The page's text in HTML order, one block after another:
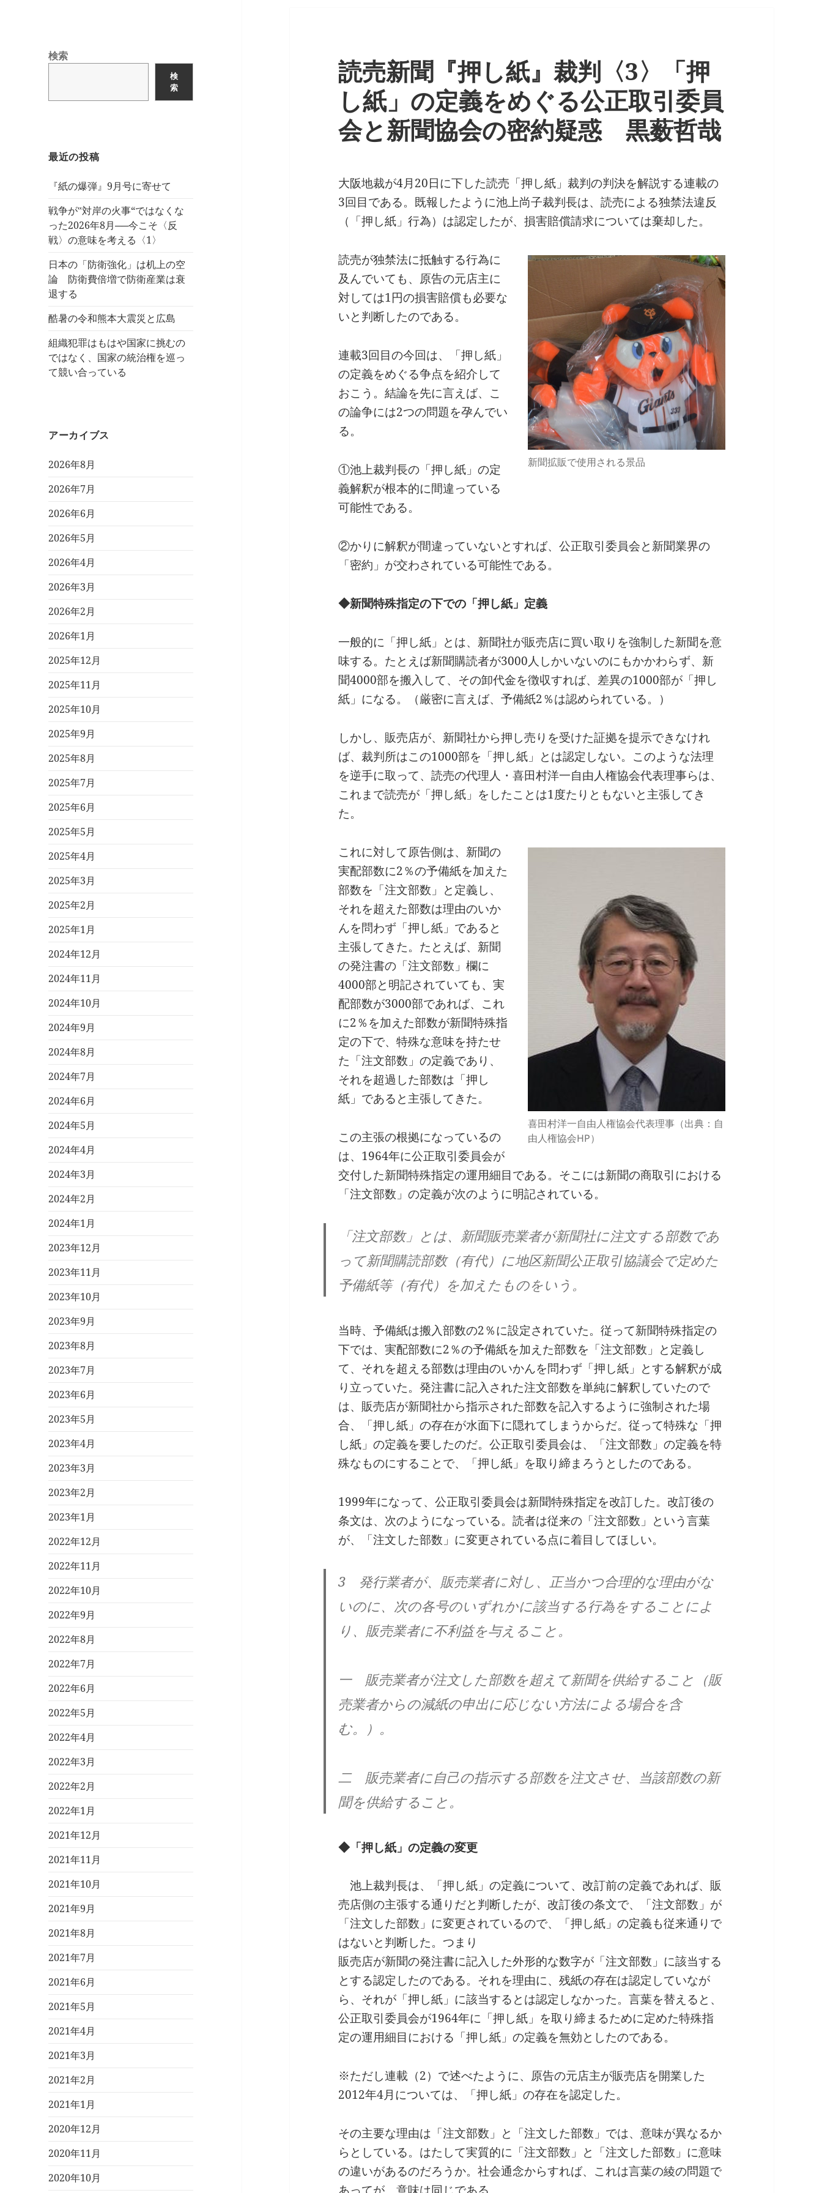
検索
検
索
最近の投稿
『紙の爆弾』9月号に寄せて
戦争が‟対岸の火事“ではなくな
った2026年8月──今こそ〈反
戦〉の意味を考える〈1〉
日本の「防衛強化」は机上の空
論 防衛費倍増で防衛産業は衰
退する
酷暑の令和熊本大震災と広島
組織犯罪はもはや国家に挑むの
ではなく、国家の統治権を巡っ
て競い合っている
アーカイブス
2026年8月
2026年7月
2026年6月
2026年5月
2026年4月
2026年3月
2026年2月
2026年1月
2025年12月
2025年11月
2025年10月
2025年9月
2025年8月
2025年7月
2025年6月
2025年5月
2025年4月
2025年3月
2025年2月
2025年1月
2024年12月
2024年11月
2024年10月
2024年9月
2024年8月
2024年7月
2024年6月
2024年5月
2024年4月
2024年3月
2024年2月
2024年1月
2023年12月
2023年11月
2023年10月
2023年9月
2023年8月
2023年7月
2023年6月
2023年5月
2023年4月
2023年3月
2023年2月
2023年1月
2022年12月
2022年11月
2022年10月
2022年9月
2022年8月
2022年7月
2022年6月
2022年5月
2022年4月
2022年3月
2022年2月
2022年1月
2021年12月
2021年11月
2021年10月
2021年9月
2021年8月
2021年7月
2021年6月
2021年5月
2021年4月
2021年3月
2021年2月
2021年1月
2020年12月
2020年11月
2020年10月
読売新聞『押し紙』裁判〈3〉「押
し紙」の定義をめぐる公正取引委員
会と新聞協会の密約疑惑 黒薮哲哉
大阪地裁が4月20日に下した読売「押し紙」裁判の判決を解説する連載の
3回目である。既報したように池上尚子裁判長は、読売による独禁法違反
（「押し紙」行為）は認定したが、損害賠償請求については棄却した。
新聞拡販で使用される景品
読売が独禁法に抵触する行為に
及んでいても、原告の元店主に
対しては1円の損害賠償も必要な
いと判断したのである。
連載3回目の今回は、「押し紙」
の定義をめぐる争点を紹介して
おこう。結論を先に言えば、こ
の論争には2つの問題を孕んでい
る。
①池上裁判長の「押し紙」の定
義解釈が根本的に間違っている
可能性である。
②かりに解釈が間違っていないとすれば、公正取引委員会と新聞業界の
「密約」が交わされている可能性である。
◆新聞特殊指定の下での「押し紙」定義
一般的に「押し紙」とは、新聞社が販売店に買い取りを強制した新聞を意
味する。たとえば新聞購読者が3000人しかいないのにもかかわらず、新
聞4000部を搬入して、その卸代金を徴収すれば、差異の1000部が「押し
紙」になる。（厳密に言えば、予備紙2％は認められている。）
しかし、販売店が、新聞社から押し売りを受けた証拠を提示できなけれ
ば、裁判所はこの1000部を「押し紙」とは認定しない。このような法理
を逆手に取って、読売の代理人・喜田村洋一自由人権協会代表理事らは、
これまで読売が「押し紙」をしたことは1度たりともないと主張してき
た。
喜田村洋一自由人権協会代表理事（出典：自
由人権協会HP）
これに対して原告側は、新聞の
実配部数に2％の予備紙を加えた
部数を「注文部数」と定義し、
それを超えた部数は理由のいか
んを問わず「押し紙」であると
主張してきた。たとえば、新聞
の発注書の「注文部数」欄に
4000部と明記されていても、実
配部数が3000部であれば、これ
に2％を加えた部数が新聞特殊指
定の下で、特殊な意味を持たせ
た「注文部数」の定義であり、
それを超過した部数は「押し
紙」であると主張してきた。
この主張の根拠になっているの
は、1964年に公正取引委員会が
交付した新聞特殊指定の運用細目である。そこには新聞の商取引における
「注文部数」の定義が次のように明記されている。
「注文部数」とは、新聞販売業者が新聞社に注文する部数であ
って新聞購読部数（有代）に地区新聞公正取引協議会で定めた
予備紙等（有代）を加えたものをいう。
当時、予備紙は搬入部数の2％に設定されていた。従って新聞特殊指定の
下では、実配部数に2％の予備紙を加えた部数を「注文部数」と定義し
て、それを超える部数は理由のいかんを問わず「押し紙」とする解釈が成
り立っていた。発注書に記入された注文部数を単純に解釈していたので
は、販売店が新聞社から指示された部数を記入するように強制された場
合、「押し紙」の存在が水面下に隠れてしまうからだ。従って特殊な「押
し紙」の定義を要したのだ。公正取引委員会は、「注文部数」の定義を特
殊なものにすることで、「押し紙」を取り締まろうとしたのである。
1999年になって、公正取引委員会は新聞特殊指定を改訂した。改訂後の
条文は、次のようになっている。読者は従来の「注文部数」という言葉
が、「注文した部数」に変更されている点に着目してほしい。
3 発行業者が、販売業者に対し、正当かつ合理的な理由がな
いのに、次の各号のいずれかに該当する行為をすることによ
り、販売業者に不利益を与えること。
一 販売業者が注文した部数を超えて新聞を供給すること（販
売業者からの減紙の申出に応じない方法による場合を含
む。）。
二 販売業者に自己の指示する部数を注文させ、当該部数の新
聞を供給すること。
◆「押し紙」の定義の変更
池上裁判長は、「押し紙」の定義について、改訂前の定義であれば、販
売店側の主張する通りだと判断したが、改訂後の条文で、「注文部数」が
「注文した部数」に変更されているので、「押し紙」の定義も従来通りで
はないと判断した。つまり
販売店が新聞の発注書に記入した外形的な数字が「注文部数」に該当する
とする認定したのである。それを理由に、残紙の存在は認定していなが
ら、それが「押し紙」に該当するとは認定しなかった。言葉を替えると、
公正取引委員会が1964年に「押し紙」を取り締まるために定めた特殊指
定の運用細目における「押し紙」の定義を無効としたのである。
※ただし連載（2）で述べたように、原告の元店主が販売店を開業した
2012年4月については、「押し紙」の存在を認定した。
その主要な理由は「注文部数」と「注文した部数」では、意味が異なるか
らとしている。はたして実質的に「注文部数」と「注文した部数」に意味
の違いがあるのだろうか。社会通念からすれば、これは言葉の綾の問題で